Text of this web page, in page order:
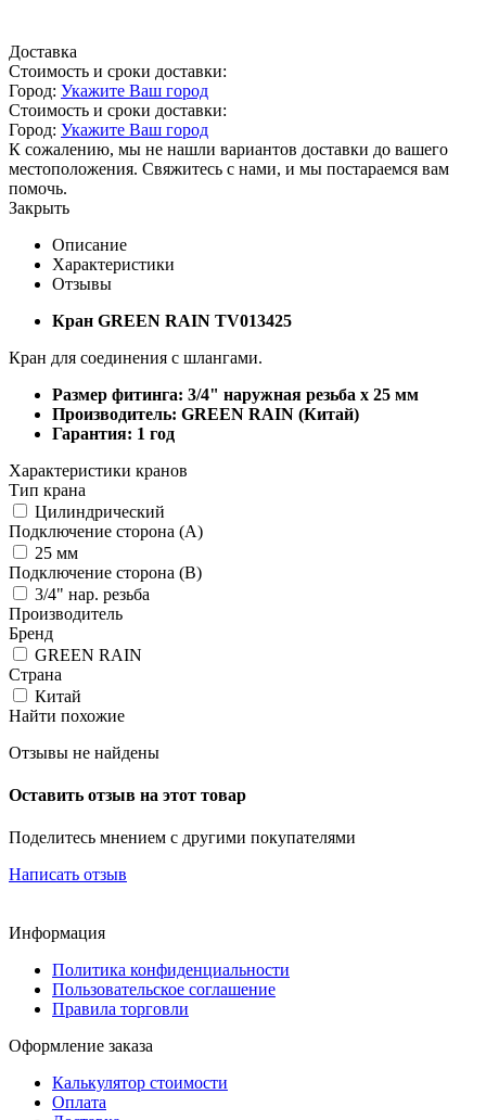
Доставка
Стоимость и сроки доставки:
Город: Укажите Ваш город
Стоимость и сроки доставки:
Город: Укажите Ваш город
К сожалению, мы не нашли вариантов доставки до вашего
местоположения. Свяжитесь с нами, и мы постараемся вам
помочь.
Закрыть
Описание
Характеристики
Отзывы
Кран GREEN RAIN TV013425
Кран для соединения с шлангами.
Размер фитинга: 3/4" наружная резьба x 25 мм
Производитель: GREEN RAIN (Китай)
Гарантия: 1 год
Характеристики кранов
Тип крана
Цилиндрический
Подключение сторона (A)
25 мм
Подключение сторона (B)
3/4" нар. резьба
Производитель
Бренд
GREEN RAIN
Страна
Китай
Найти похожие
Отзывы не найдены
Оставить отзыв на этот товар
Поделитесь мнением с другими покупателями
Написать отзыв
Информация
Политика конфиденциальности
Пользовательское соглашение
Правила торговли
Оформление заказа
Калькулятор стоимости
Оплата